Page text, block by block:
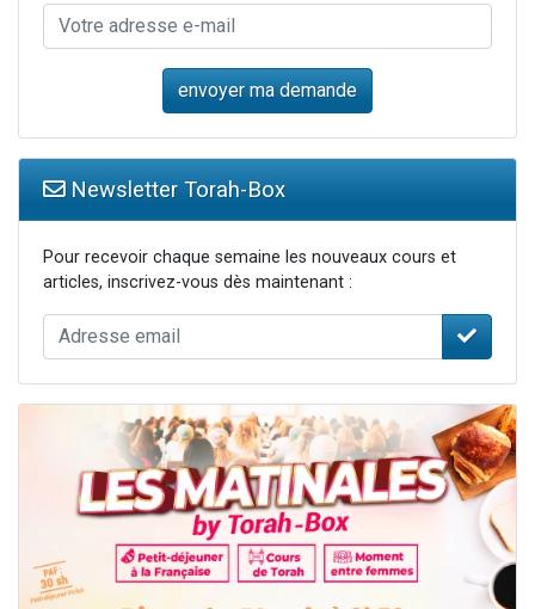
Newsletter Torah-Box
Pour recevoir chaque semaine les nouveaux cours et
articles, inscrivez-vous dès maintenant :